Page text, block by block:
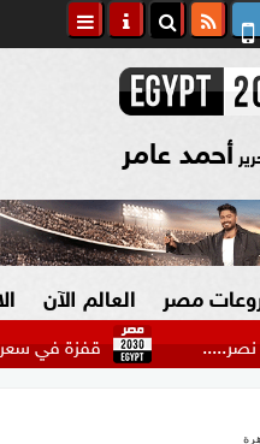
أحمد عامر
مصر العالم الآن
قفزة في سعر كرتونة